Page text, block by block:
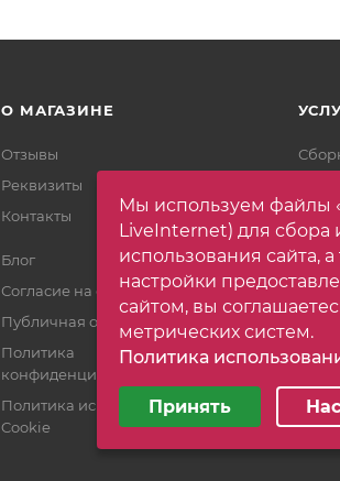
О МАГАЗИНЕ
Отзывы
Реквизиты
Контакты
Блог
Согласие на обработку
Публичная оферта
Политика
конфиденциальности
Политика использования
Cookie
Мы используем файлы
LiveInternet) для сбора
использования сайта,
настройки
сайтом, вы
метрических систем.
Политика
Минимальные
Принять